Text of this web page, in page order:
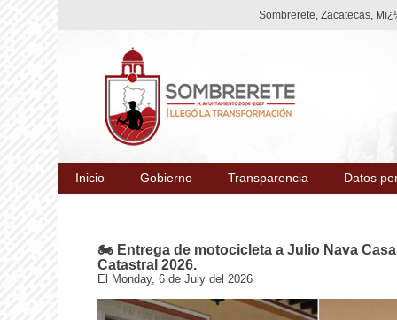
Sombrerete, Zacatecas,
Inicio Gobierno Transparencia Datos
🏍 Entrega de motocicleta a Julio Nava
Catastral 2026.
El Monday, 6 de July del 2026